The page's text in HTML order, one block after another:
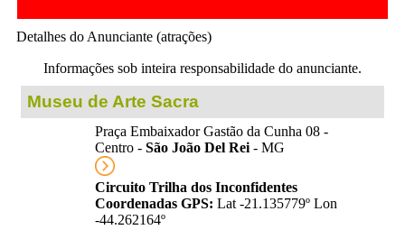
Detalhes do Anunciante (atrações)
Informações sob inteira responsabilidade do anunciante.
Museu de Arte Sacra
Praça Embaixador Gastão da Cunha 08 -
Centro - São João Del Rei - MG
Circuito Trilha dos Inconfidentes
Coordenadas GPS: Lat -21.135779º Lon
-44.262164º